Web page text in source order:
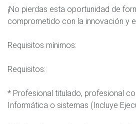
¡No pierdas esta oportunidad de
comprometido con la innovación y
Requisitos mínimos:
Requisitos:
* Profesional titulado, profesional
Informática o sistemas (Incluye